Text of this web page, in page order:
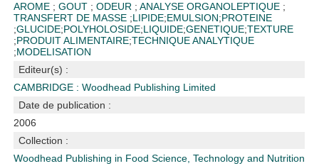
AROME ;GOUT ;ODEUR ;ANALYSE ORGANOLEPTIQUE ;
TRANSFERT DE MASSE ;LIPIDE;EMULSION;PROTEINE
;GLUCIDE;POLYHOLOSIDE;LIQUIDE;GENETIQUE;TEXTURE
;PRODUIT ALIMENTAIRE;TECHNIQUE ANALYTIQUE
;MODELISATION
Editeur(s) :
CAMBRIDGE : Woodhead Publishing Limited
Date de publication :
2006
Collection :
Woodhead Publishing in Food Science, Technology and Nutrition